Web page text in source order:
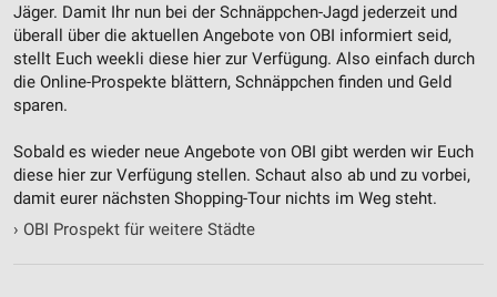
Jäger. Damit Ihr nun bei der Schnäppchen-Jagd jederzeit und
überall über die aktuellen Angebote von OBI informiert seid,
stellt Euch weekli diese hier zur Verfügung. Also einfach durch
die Online-Prospekte blättern, Schnäppchen finden und Geld
sparen.
Sobald es wieder neue Angebote von OBI gibt werden wir Euch
diese hier zur Verfügung stellen. Schaut also ab und zu vorbei,
damit eurer nächsten Shopping-Tour nichts im Weg steht.
› OBI Prospekt für weitere Städte
Funktional
Werbung